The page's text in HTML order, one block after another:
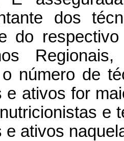
dos
do
número de
e ativos for
e
e ativos